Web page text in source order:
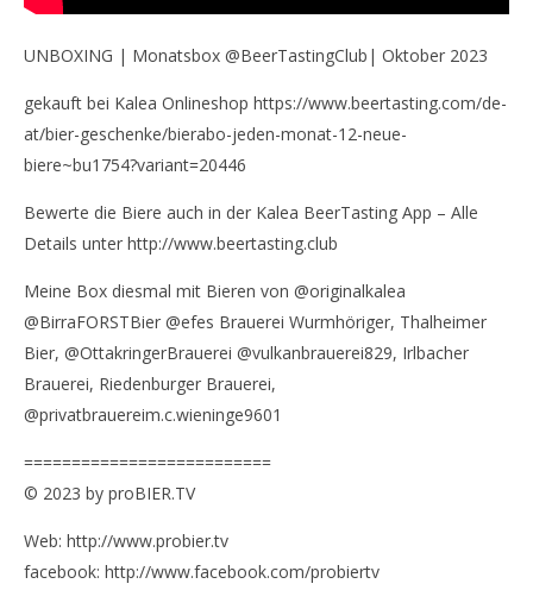
UNBOXING | Monatsbox @BeerTastingClub| Oktober 2023
gekauft bei Kalea Onlineshop https://www.beertasting.com/de-
at/bier-geschenke/bierabo-jeden-monat-12-neue-
biere~bu1754?variant=20446
Bewerte die Biere auch in der Kalea BeerTasting App – Alle
Details unter http://www.beertasting.club
Meine Box diesmal mit Bieren von @originalkalea
@BirraFORSTBier @efes Brauerei Wurmhöriger, Thalheimer
Bier, @OttakringerBrauerei @vulkanbrauerei829, Irlbacher
Brauerei, Riedenburger Brauerei,
@privatbrauereim.c.wieninge9601
==========================
© 2023 by proBIER.TV
Web: http://www.probier.tv
facebook: http://www.facebook.com/probiertv